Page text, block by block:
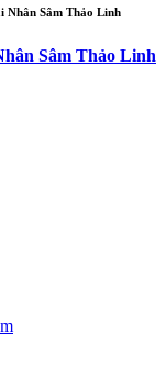
Nhân Sâm Thảo Linh
Sâm Thảo Linh